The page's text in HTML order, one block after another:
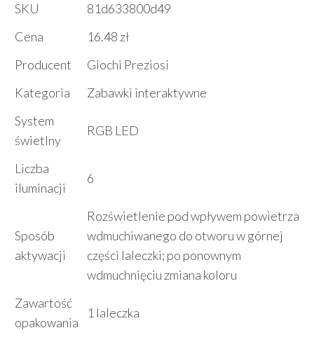
SKU
81d633800d49
Cena
16.48 zł
Producent
Giochi Preziosi
Kategoria
Zabawki interaktywne
System
świetlny
RGB LED
Liczba
iluminacji
6
Sposób
aktywacji
Rozświetlenie pod wpływem powietrza
wdmuchiwanego do otworu w górnej
części laleczki; po ponownym
wdmuchnięciu zmiana koloru
Zawartość
opakowania
1 laleczka